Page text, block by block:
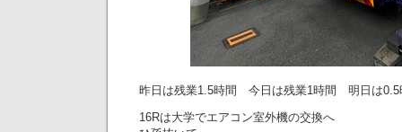
昨日は残業1.5時間 今日は残業1時間 明日は0.5
16Rは大学でエアコン室外機の交換へ